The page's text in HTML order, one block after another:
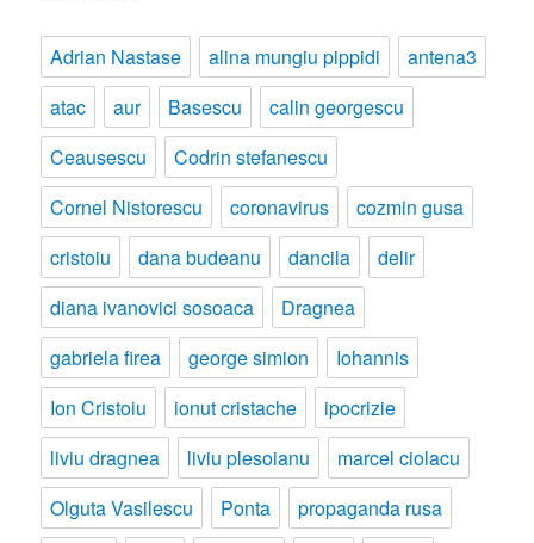
Adrian Nastase alina mungiu pippidi
antena3
atac
aur Basescu
calin georgescu
Ceausescu
Codrin stefanescu
Cornel Nistorescu
coronavirus
cozmin gusa
cristoiu
dana budeanu dancila
delir
diana ivanovici sosoaca
Dragnea
gabriela firea
george simion
Iohannis
Ion Cristoiu
ionut cristache
ipocrizie
liviu dragnea
liviu plesoianu
marcel ciolacu
Olguta Vasilescu
Ponta
propaganda rusa